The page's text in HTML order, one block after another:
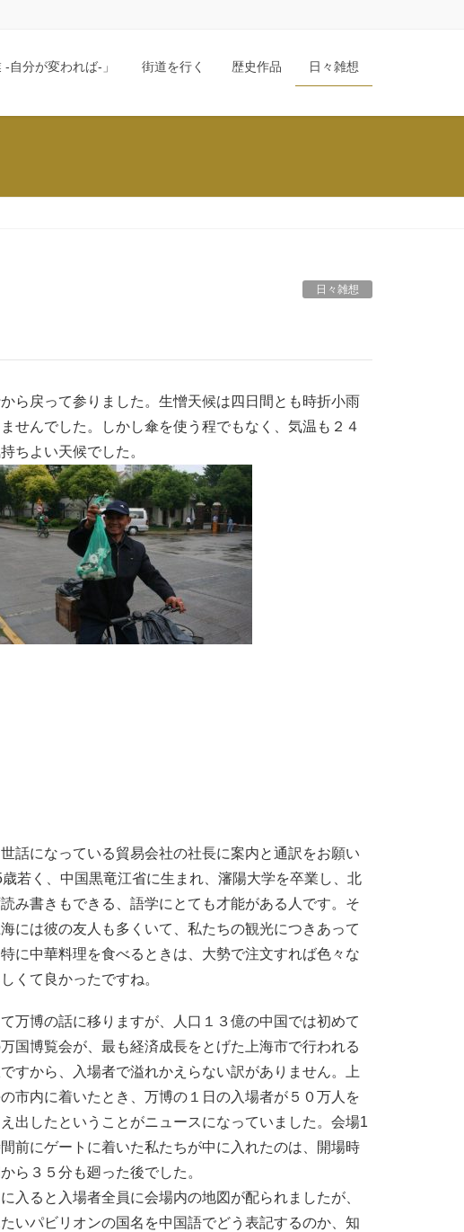
自分が変われば-」 街道を行く 歴史作品 日々雑想
日々雑想
ら戻って参りました。生憎天候は四日間とも時折小雨
せんでした。しかし傘を使う程でもなく、気温も２４
ちよい天候でした。
話になっている貿易会社の社長に案内と通訳をお願い
若く、中国黒竜江省に生まれ、瀋陽大学を卒業し、北
み書きもできる、語学にとても才能がある人です。そ
には彼の友人も多くいて、私たちの観光につきあって
に中華料理を食べるときは、大勢で注文すれば色々な
くて良かったですね。
て万博の話に移りますが、人口１３億の中国では初めて
国博覧会が、最も経済成長をとげた上海市で行われる
すから、入場者で溢れかえらない訳がありません。上
市内に着いたとき、万博の１日の入場者が５０万人を
出したということがニュースになっていました。会場1
前にゲートに着いた私たちが中に入れたのは、開場時
ら３５分も廻った後でした。
入ると入場者全員に会場内の地図が配られましたが、
いパビリオンの国名を中国語でどう表記するのか、知